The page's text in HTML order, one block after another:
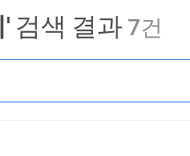
' 검색 결과 7건